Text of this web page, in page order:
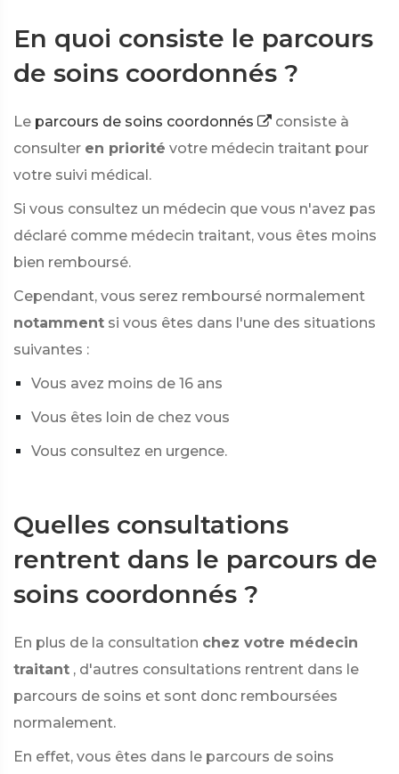
En quoi consiste le parcours
de soins coordonnés ?
Le parcours de soins coordonnés
consiste à
consulter en priorité votre médecin traitant pour
votre suivi médical.
Si vous consultez un médecin que vous n'avez pas
déclaré comme médecin traitant, vous êtes moins
bien remboursé.
Cependant, vous serez remboursé normalement
notamment si vous êtes dans l'une des situations
suivantes :
Vous avez moins de 16 ans
Vous êtes loin de chez vous
Vous consultez en urgence.
Quelles consultations
rentrent dans le parcours de
soins coordonnés ?
En plus de la consultation chez votre médecin
traitant , d'autres consultations rentrent dans le
parcours de soins et sont donc remboursées
normalement.
En effet, vous êtes dans le parcours de soins